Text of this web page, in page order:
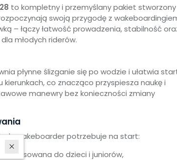
to kompletny i przemyślany pakiet stworzony
swoją przygodę z
– łączy łatwość prowadzenia, stabilność
młodych riderów.
płynne ślizganie się po wodzie i ułatwia
kierunkach, co znacząco przyspiesza naukę i
manewry bez konieczności zmiany
wakeboarder potrzebuje na start:
dopasowana do dzieci i juniorów,